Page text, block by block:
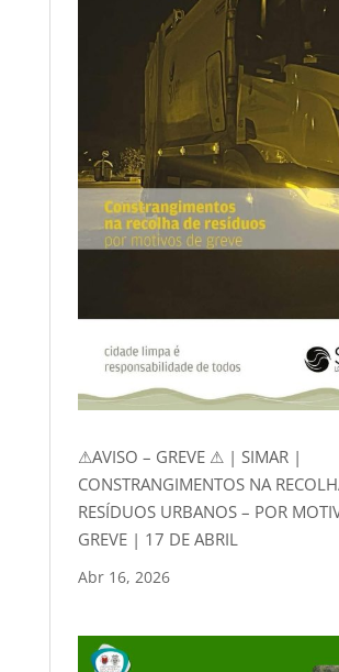
⚠AVISO – GREVE ⚠ | SIMAR |
CONSTRANGIMENTOS NA
RESÍDUOS URBANOS – POR
GREVE | 17 DE ABRIL
Abr 16, 2026